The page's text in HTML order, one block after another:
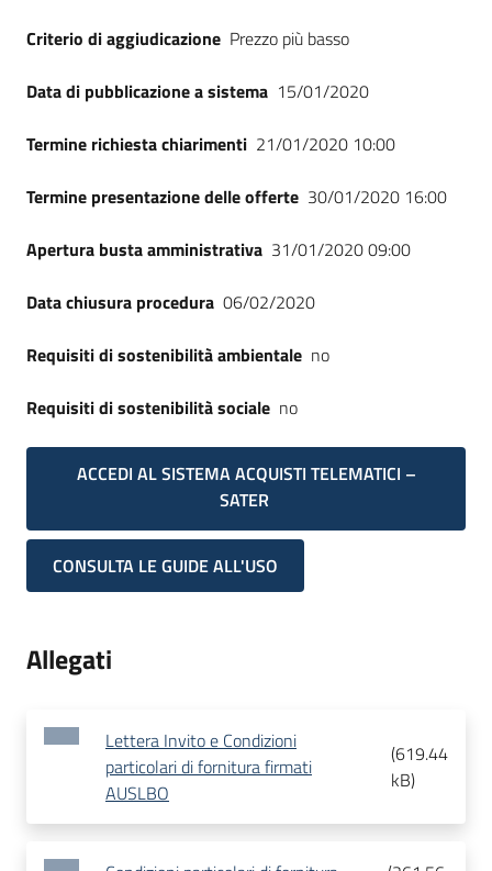
Criterio di aggiudicazione Prezzo più basso
Data di pubblicazione a sistema 15/01/2020
Termine richiesta chiarimenti 21/01/2020 10:00
Termine presentazione delle offerte 30/01/2020 16:00
Apertura busta amministrativa 31/01/2020 09:00
Data chiusura procedura 06/02/2020
Requisiti di sostenibilità ambientale no
Requisiti di sostenibilità sociale no
ACCEDI AL SISTEMA ACQUISTI TELEMATICI –
SATER
CONSULTA LE GUIDE ALL'USO
Allegati
Lettera Invito e Condizioni
particolari di fornitura firmati
AUSLBO
(619.44
kB)